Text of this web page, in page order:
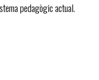
pedagògic actual.